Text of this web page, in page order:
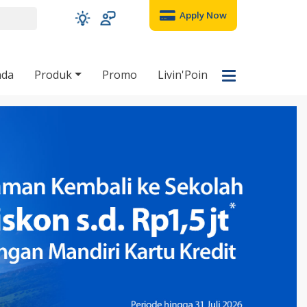
Apply Now
Produk Promo Livin'Poin